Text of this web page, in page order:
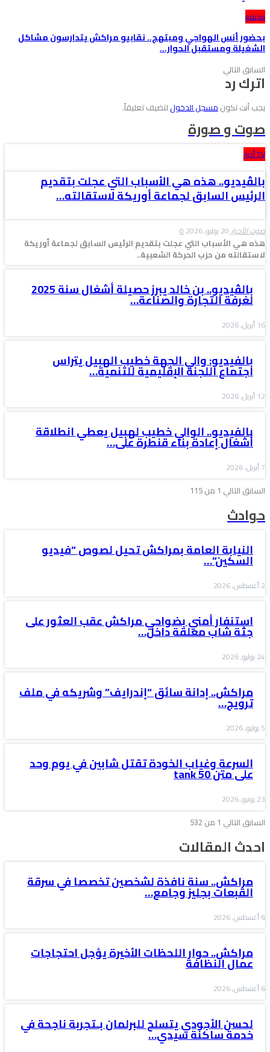
مجتمع
بحضور أنس الهواجي ومبتهج.. نقابيو مراكش يتدارسون مشاكل
الشغيلة ومستقبل الحوار…
السابق التالي
اترك رد
يجب أنت تكونمسجل الدخول لتضيف تعليقاً.
صوت و صورة
TV أحرار
بالڤيديو.. هذه هي الأسباب التي عجلت بتقديم
الرئيس السابق لجماعة أوريكة لاستقالته…
صوت الأحرار20 يوليو, 2026 0
هذه هي الأسباب التي عجلت بتقديم الرئيس السابق لجماعة أوريكة
لاستقالته من حزب الحركة الشعبية..
بالڤيديو.. بن خالد يبرز حصيلة أشغال سنة 2025
لغرفة التجارة والصناعة…
16 أبريل, 2026
بالفيديو: والي الجهة خطيب الهبيل يتراس
اجتماع اللجنة الإقليمية للتنمية…
12 أبريل, 2026
بالفيديو.. الوالي خطيب لهبيل يعطي انطلاقة
أشغال إعادة بناء قنطرة على…
7 أبريل, 2026
السابق التالي 1 من 115
حوادث
النيابة العامة بمراكش تحيل لصوص “فيديو
السكين”…
2 أغسطس, 2026
استنفار أمني بضواحي مراكش عقب العثور على
جثة شاب معلقة داخل…
24 يوليو, 2026
مراكش.. إدانة سائق “إندرايف” وشريكه في ملف
ترويج…
5 يوليو, 2026
السرعة وغياب الخودة تقتل شابين في يوم وحد
على متن tank 50
23 يونيو, 2026
السابق التالي 1 من 532
احدث المقالات
مراكش.. سنة نافذة لشخصين تخصصا في سرقة
القبعات بجليز وجامع…
6 أغسطس, 2026
مراكش.. حوار اللحظات الأخيرة يؤجل احتجاجات
عمال النظافة
6 أغسطس, 2026
لحسن الأجودي يتسلح للبرلمان بـتجربة ناجحة في
خدمة ساكنة سيدي…